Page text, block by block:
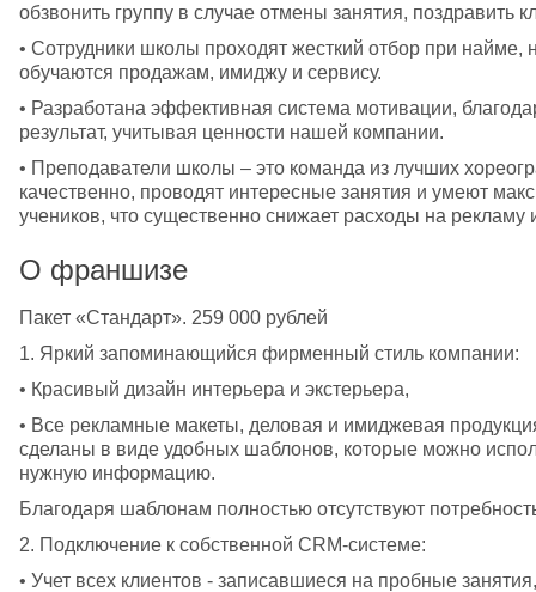
обзвонить группу в случае отмены занятия, поздравить
• Сотрудники школы проходят жесткий отбор при
обучаются продажам, имиджу и сервису.
• Разработана эффективная система мотивации,
результат, учитывая ценности нашей компании.
• Преподаватели школы – это команда из лучших
качественно, проводят интересные занятия и умеют
учеников, что существенно снижает расходы на
О франшизе
Пакет «Стандарт». 259 000 рублей
1. Яркий запоминающийся фирменный стиль компании:
• Красивый дизайн интерьера и экстерьера,
• Все рекламные макеты, деловая и имиджевая
сделаны в виде удобных шаблонов, которые можно
нужную информацию.
Благодаря шаблонам полностью отсутствуют
2. Подключение к собственной CRM-системе:
• Учет всех клиентов - записавшиеся на пробные